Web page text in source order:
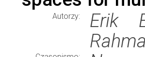
Autorzy:
Erik